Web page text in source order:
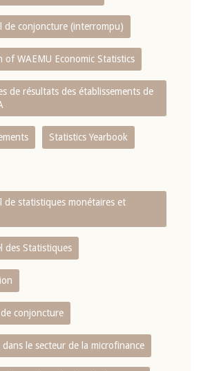
de conjoncture (interrompu)
WAEMU Economic Statistics
de résultats des établissements de
Statistics Yearbook
de statistiques monétaires et
des Statistiques
conjoncture
dans le secteur de la microfinance